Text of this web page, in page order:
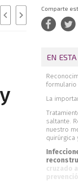
Comparte
EN
La
saltante.
nuestro
quirúrgica
cruzado